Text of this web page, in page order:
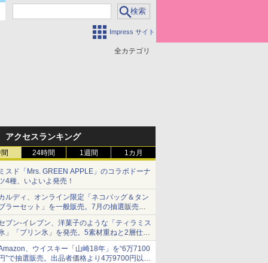
Impress サイト
全カテゴリ
アクセスランキング
24時間 1週間 1カ月
スド「Mrs. GREEN APPLE」のコラボドーナ
4種、いよいよ発売！
ルディ、オンライン限定「ネコバッグ＆タン
ラーセット」を一般販売。7月の抽選販売の
選無効分
ブン-イレブン、洋菓子のような「ティラミス
」「プリン氷」を発売。5素材重ねと2層仕立
の濃厚な味わい
、ウイスキー「山崎18年」を“6万7100
”で抽選販売。出品者価格より4万9700円以上